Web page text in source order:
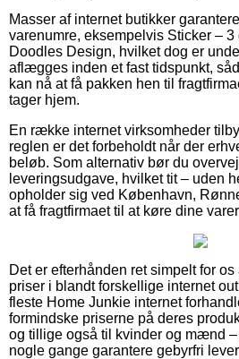
Masser af internet butikker
varenumre, eksempelvis Sticker –
Doodles Design, hvilket dog er
aflægges inden et fast tidspunkt,
kan nå at få pakken hen til
tager hjem.
En række internet virksomheder
reglen er det forbeholdt når der
beløb. Som alternativ bør du
leveringsudgave, hvilket tit – uden
opholder sig ved København,
at få fragtfirmaet til at køre dine
Det er efterhånden ret simpelt for
priser i blandt forskellige internet
fleste Home Junkie internet
formindske priserne på deres
og tillige også til kvinder og mænd
nogle gange garantere gebyrfri